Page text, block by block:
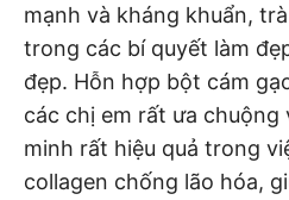
mạnh và kháng khuẩn,
trong các bí quyết làm
đẹp. Hỗn hợp bột cám
các chị em rất ưa chuộng
minh rất hiệu quả trong
collagen chống lão hóa,